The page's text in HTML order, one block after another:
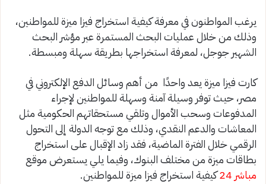
يرغب المواطنون في معرفة كيفية استخراج فيزا ميزة للمواطنين،
وذلك من خلال عمليات البحث المستمرة عبر مؤشر البحث
الشهير جوجل، لمعرفة استخراجها بطريقة سهلة ومبسطة.
كارت فيزا ميزة يعد واحدًا من أهم وسائل الدفع الإلكتروني في
مصر، حيث توفر وسيلة آمنة وسهلة للمواطنين لإجراء
المدفوعات وسحب الأموال وتلقي مستحقاتهم الحكومية مثل
المعاشات والدعم النقدي، وذلك مع توجه الدولة إلى التحول
الرقمي خلال الفترة الماضية، فقد زاد الإقبال على استخراج
بطاقات ميزة من مختلف البنوك، وفيما يلي يستعرض موقع
مباشر 24
كيفية استخراج فيزا ميزة للمواطنين.